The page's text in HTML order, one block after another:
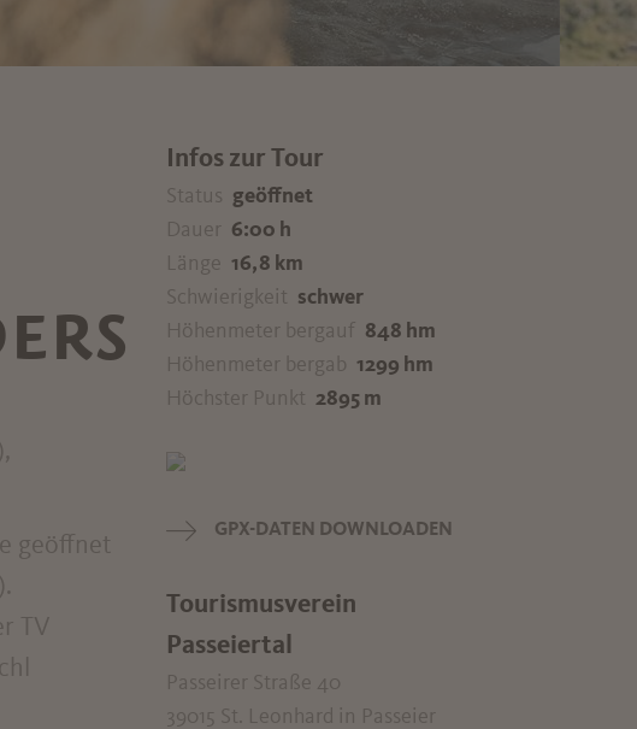
geöffnet
TV
Infos zur Tour
Status geöffnet
Dauer 6:00 h
Länge 16,8 km
Schwierigkeit schwer
Höhenmeter bergauf 848 hm
Höhenmeter bergab 1299 hm
Höchster Punkt 2895 m
GPX-DATEN DOWNLOADEN
Tourismusverein
Passeiertal
Passeirer Straße 40
39015 St. Leonhard in Passeier